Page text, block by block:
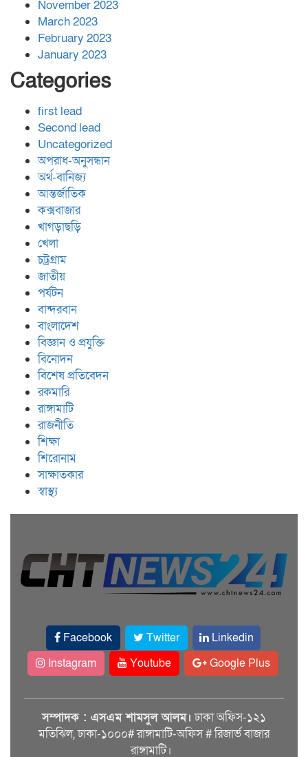
November 2023
March 2023
February 2023
January 2023
Categories
first lead
Second lead
Uncategorized
অপরাধ-অনুসন্ধান
অর্থ-বানিজ্য
আন্তর্জাতিক
কক্সবাজার
খাগড়াছড়ি
খেলা
চট্রগ্রাম
জাতীয়
পর্যটন
বান্দরবান
বাংলাদেশ
বিজ্ঞান ও প্রযুক্তি
বিনোদন
বিশেষ প্রতিবেদন
রকমারি
রাঙ্গামাটি
রাজনীতি
শিক্ষা
শিরোনাম
সাক্ষাতকার
স্বাস্থ্য
Facebook Twitter
Linkedin
Instagram
Youtube Google Plus
সম্পাদক : এসএম শামসুল আলম। ঢাকা অফিস-১২১
মতিঝিল, ঢাকা-১০০০# রাঙ্গামাটি-অফিস # রিজার্ভ বাজার
রাঙ্গামাটি।